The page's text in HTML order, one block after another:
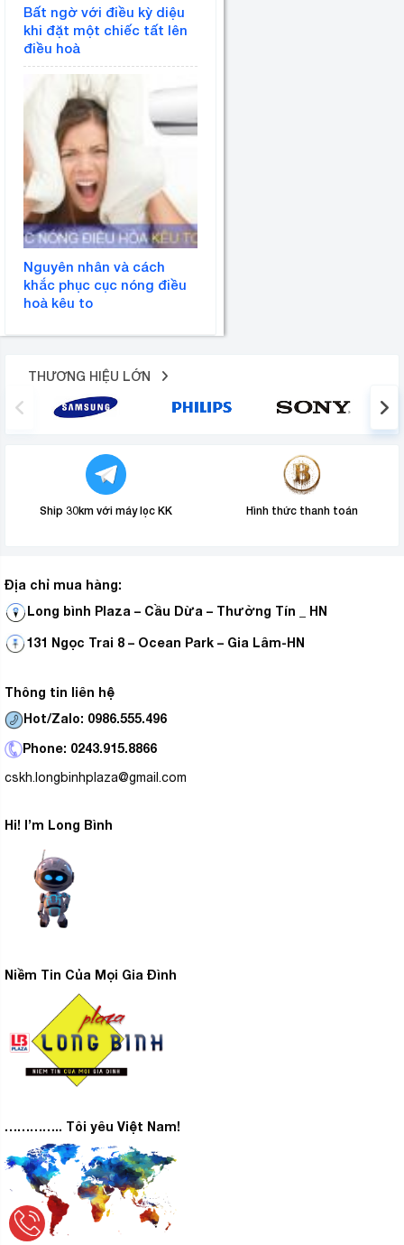
Bất ngờ với điều kỳ diệu
khi đặt một chiếc tất lên
điều hoà
Nguyên nhân và cách
khắc phục cục nóng điều
hoà kêu to
THƯƠNG HIỆU LỚN
Ship 30km với máy lọc KK Hình thức thanh toán
Địa chỉ mua hàng:
Long bình Plaza – Cầu Dừa – Thường Tín _ HN
131 Ngọc Trai 8 – Ocean Park – Gia Lâm-HN
Thông tin liên hệ
Hot/Zalo: 0986.555.496
Phone: 0243.915.8866
cskh.longbinhplaza@gmail.com
Hi! I’m Long Bình
Niềm Tin Của Mọi Gia Đình
………….. Tôi yêu Việt Nam!